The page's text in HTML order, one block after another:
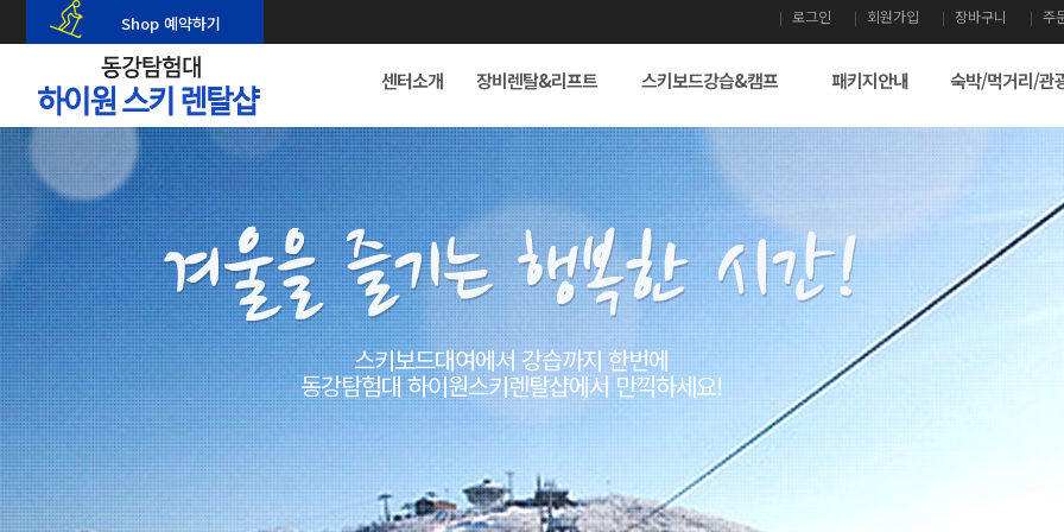
Shop 예약하기 로그인 회원가입 장바구니 주
센터소개 장비렌탈&리프트 스키보드강습&캠프 패키지안내 숙박/먹거리/관
국내 최고의 스키보드 렌탈샵! 스키, 그 이상의 즐거움이